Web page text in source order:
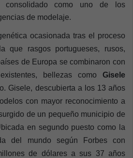
como uno de los
de modelaje.
ocasionada tras el proceso
que rasgos portugueses, rusos,
de Europa se combinaron con
bellezas como Gisele
Gisele, descubierta a los 13 años
con mayor reconocimiento a
de un pequeño municipio de
en segundo puesto como la
del mundo según Forbes con
de dólares a sus 37 años